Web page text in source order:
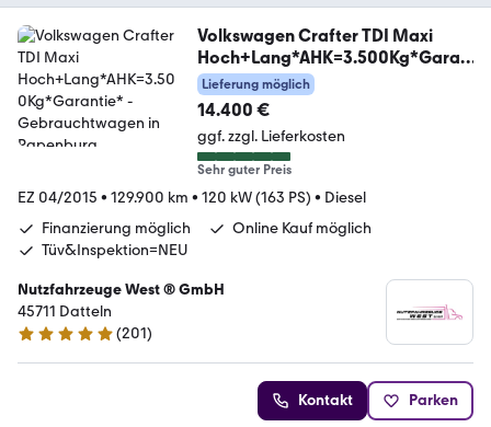
Volkswagen Crafter TDI Maxi
Hoch+Lang*AHK=3.500Kg*Garan
tie*
Lieferung möglich
14.400 €
ggf. zzgl. Lieferkosten
Sehr guter Preis
EZ 04/2015 • 129.900 km • 120 kW (163 PS) • Diesel
Finanzierung möglich
Online Kauf möglich
Tüv&Inspektion=NEU
Nutzfahrzeuge West ® GmbH
45711 Datteln
4.9 Sterne
(201)
Kontakt Parken